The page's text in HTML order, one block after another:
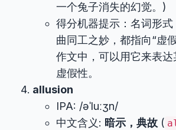
一个兔子消失的幻觉。)
得分机器提示：名词形式
曲同工之妙，都指向“虚
作文中，可以用它来表
虚假性。
allusion
IPA: /əˈluːʒn/
中文含义: 暗示，典故 (